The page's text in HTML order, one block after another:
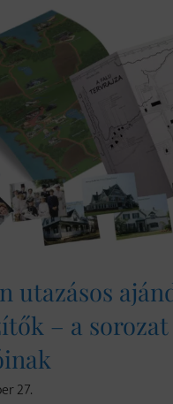
utazásos
– a sorozat
27.